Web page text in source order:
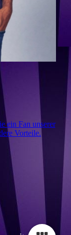
ein Fan unserer
Vorteile.